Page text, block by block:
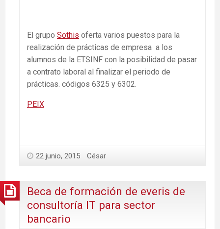
El grupo Sothis oferta varios puestos para la
realización de prácticas de empresa a los
alumnos de la ETSINF con la posibilidad de pasar
a contrato laboral al finalizar el periodo de
prácticas. códigos 6325 y 6302.
PEIX
22 junio, 2015 César
Beca de formación de everis de
consultoría IT para sector
bancario